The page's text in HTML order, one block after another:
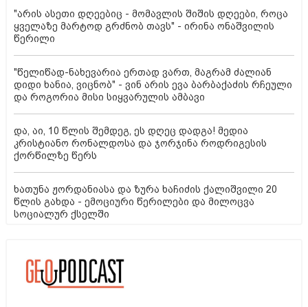
"არის ასეთი დღეებიც - მომავლის შიშის დღეები, როცა
ყველაზე მარტოდ გრძნობ თავს" - ირინა ონაშვილის
წერილი
"წელიწად-ნახევარია ერთად ვართ, მაგრამ ძალიან
დიდი ხანია, ვიცნობ" - ვინ არის ევა ბარბაქაძის რჩეული
და როგორია მისი სიყვარულის ამბავი
და, აი, 10 წლის შემდეგ, ეს დღეც დადგა! მედია
კრისტიანო რონალდოსა და ჯორჯინა როდრიგესის
ქორწილზე წერს
ხათუნა ჟორდანიასა და ზურა ხაჩიძის ქალიშვილი 20
წლის გახდა - ემოციური წერილები და მილოცვა